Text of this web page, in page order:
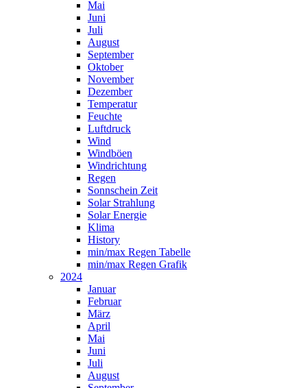
Mai
Juni
Juli
August
September
Oktober
November
Dezember
Temperatur
Feuchte
Luftdruck
Wind
Windböen
Windrichtung
Regen
Sonnschein Zeit
Solar Strahlung
Solar Energie
Klima
History
min/max Regen Tabelle
min/max Regen Grafik
2024
Januar
Februar
März
April
Mai
Juni
Juli
August